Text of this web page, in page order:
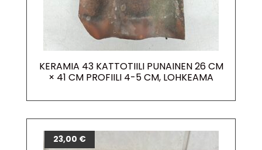
KERAMIA 43 KATTOTIILI PUNAINEN 26 CM
× 41 CM PROFIILI 4-5 CM, LOHKEAMA
23,00 €